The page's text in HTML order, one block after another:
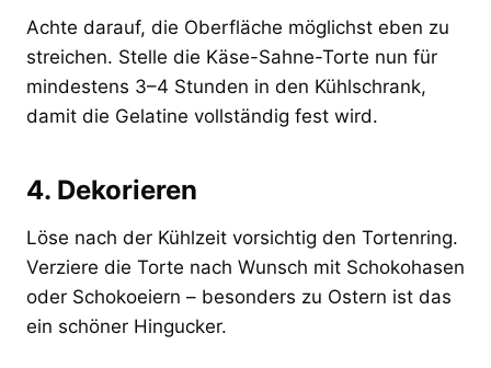
Achte darauf, die Oberfläche möglichst eben zu
streichen. Stelle die Käse-Sahne-Torte nun für
mindestens 3–4 Stunden in den Kühlschrank,
damit die Gelatine vollständig fest wird.
4. Dekorieren
Löse nach der Kühlzeit vorsichtig den Tortenring.
Verziere die Torte nach Wunsch mit Schokohasen
oder Schokoeiern – besonders zu Ostern ist das
ein schöner Hingucker.